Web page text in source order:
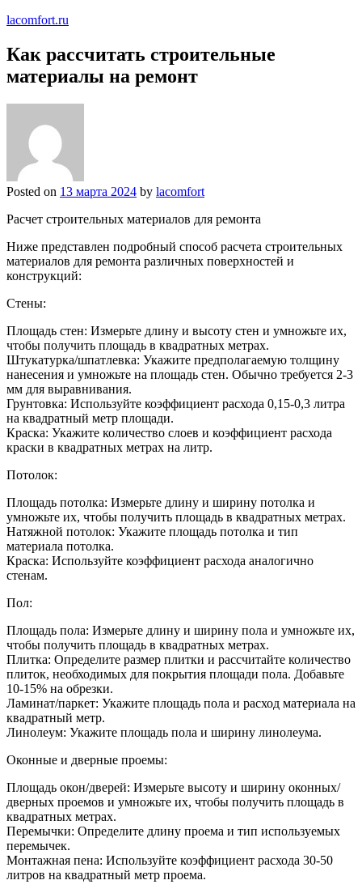
lacomfort.ru
Как рассчитать строительные
материалы на ремонт
Posted on 13 марта 2024 by lacomfort
Расчет строительных материалов для ремонта
Ниже представлен подробный способ расчета строительных
материалов для ремонта различных поверхностей и
конструкций:
Стены:
Площадь стен: Измерьте длину и высоту стен и умножьте их,
чтобы получить площадь в квадратных метрах.
Штукатурка/шпатлевка: Укажите предполагаемую толщину
нанесения и умножьте на площадь стен. Обычно требуется 2-3
мм для выравнивания.
Грунтовка: Используйте коэффициент расхода 0,15-0,3 литра
на квадратный метр площади.
Краска: Укажите количество слоев и коэффициент расхода
краски в квадратных метрах на литр.
Потолок:
Площадь потолка: Измерьте длину и ширину потолка и
умножьте их, чтобы получить площадь в квадратных метрах.
Натяжной потолок: Укажите площадь потолка и тип
материала потолка.
Краска: Используйте коэффициент расхода аналогично
стенам.
Пол:
Площадь пола: Измерьте длину и ширину пола и умножьте их,
чтобы получить площадь в квадратных метрах.
Плитка: Определите размер плитки и рассчитайте количество
плиток, необходимых для покрытия площади пола. Добавьте
10-15% на обрезки.
Ламинат/паркет: Укажите площадь пола и расход материала на
квадратный метр.
Линолеум: Укажите площадь пола и ширину линолеума.
Оконные и дверные проемы:
Площадь окон/дверей: Измерьте высоту и ширину оконных/
дверных проемов и умножьте их, чтобы получить площадь в
квадратных метрах.
Перемычки: Определите длину проема и тип используемых
перемычек.
Монтажная пена: Используйте коэффициент расхода 30-50
литров на квадратный метр проема.